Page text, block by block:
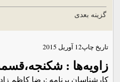
گزینه بعدی
تاریخ چاپ12 آوریل 2015
زاویه‌ها :
کارشناسان برنامه‌ :رضا کاظم